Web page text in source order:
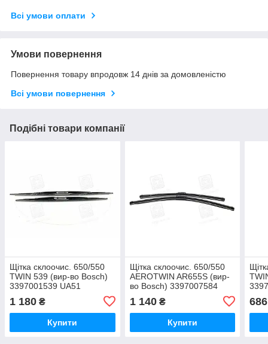
Всі умови оплати
Умови повернення
Повернення товару впродовж 14 днів за домовленістю
Всі умови повернення
Подібні товари компанії
Щітка склоочис. 650/550
TWIN 539 (вир-во Bosch)
3397001539 UA51
1 180 ₴
Купити
Щітка склоочис. 650/550
AEROTWIN AR655S (вир-
во Bosch) 3397007584
1 140₴
Купити
686